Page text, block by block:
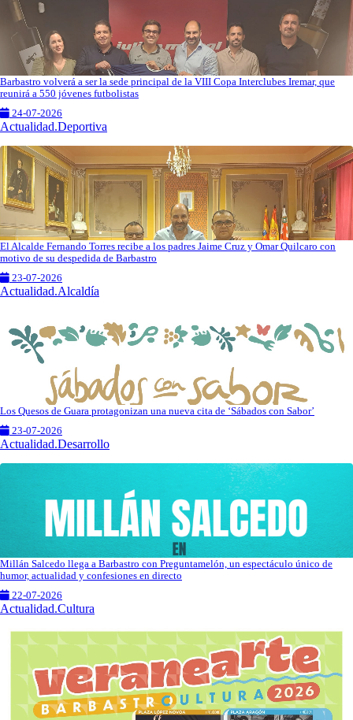
Barbastro volverá a ser la sede principal de la VIII Copa Interclubes Iremar, que
reunirá a 550 jóvenes futbolistas
24-07-2026
Actualidad.Deportiva
El Alcalde Fernando Torres recibe a los padres Jaime Cruz y Omar Quilcaro con
motivo de su despedida de Barbastro
23-07-2026
Actualidad.Alcaldía
Los Quesos de Guara protagonizan una nueva cita de ‘Sábados con Sabor’
23-07-2026
Actualidad.Desarrollo
Millán Salcedo llega a Barbastro con Preguntamelón, un espectáculo único de
humor, actualidad y confesiones en directo
22-07-2026
Actualidad.Cultura